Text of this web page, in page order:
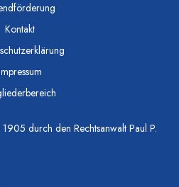
Kontakt
durch den Rechtsanwalt Paul P.